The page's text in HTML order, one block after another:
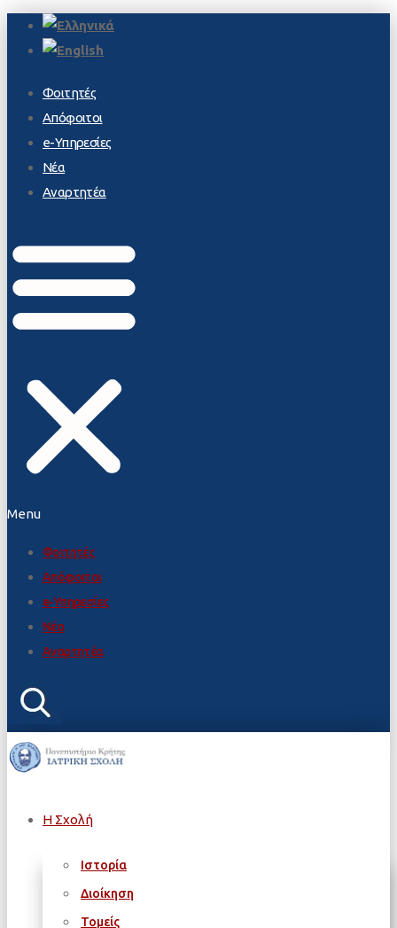
Φοιτητές
Απόφοιτοι
e-Υπηρεσίες
Νέα
Αναρτητέα
Menu
Φοιτητές
Απόφοιτοι
e-Υπηρεσίες
Νέα
Αναρτητέα
Η Σχολή
Ιστορία
Διοίκηση
Τομείς